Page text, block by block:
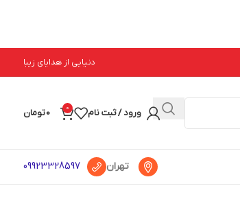
دنیایی از هدایای زیبا
ورود / ثبت نام 0
0تومان
تهران 09923328597